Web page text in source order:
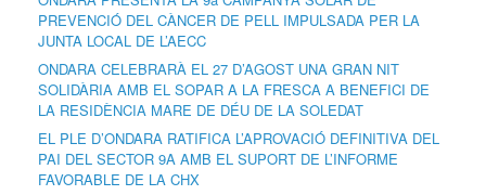
PREVENCIÓ DEL CÀNCER DE PELL IMPULSADA PER LA
JUNTA LOCAL DE L’AECC
ONDARA CELEBRARÀ EL 27 D’AGOST UNA GRAN NIT
SOLIDÀRIA AMB EL SOPAR A LA FRESCA A BENEFICI DE
LA RESIDÈNCIA MARE DE DÉU DE LA SOLEDAT
EL PLE D’ONDARA RATIFICA L’APROVACIÓ DEFINITIVA DEL
PAI DEL SECTOR 9A AMB EL SUPORT DE L’INFORME
FAVORABLE DE LA CHX